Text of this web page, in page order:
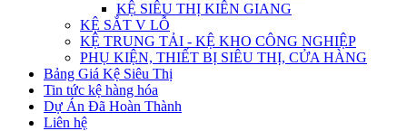
KỆ SIÊU THỊ KIÊN GIANG
KỆ SẮT V LỖ
KỆ TRUNG TẢI - KỆ KHO CÔNG NGHIỆP
PHỤ KIỆN, THIẾT BỊ SIÊU THỊ, CỬA HÀNG
Bảng Giá Kệ Siêu Thị
Tin tức kệ hàng hóa
Dự Án Đã Hoàn Thành
Liên hệ